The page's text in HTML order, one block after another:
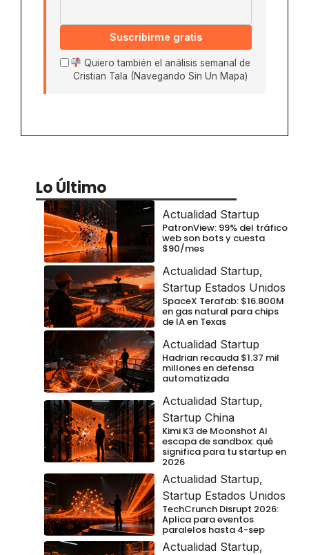
Suscribirme gratis
Quiero también el análisis semanal de
Cristian Tala (Navegando Sin Un Mapa)
Lo Último
Actualidad Startup
PatronView: 99% del tráfico
web son bots y cuesta
$90/mes
Actualidad Startup,
Startup Estados Unidos
SpaceX Terafab: $16.800M
en gas natural para chips
de IA en Texas
Actualidad Startup
Hadrian recauda $1.37 mil
millones en defensa
automatizada
Actualidad Startup,
Startup China
Kimi K3 de Moonshot AI
escapa de sandbox: qué
significa para tu startup en
2026
Actualidad Startup,
Startup Estados Unidos
TechCrunch Disrupt 2026:
Aplica para eventos
paralelos hasta 4-sep
Actualidad Startup,